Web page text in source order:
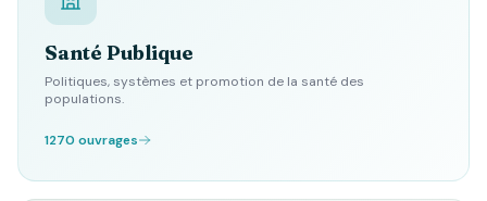
Santé Publique
Politiques, systèmes et promotion de la santé des
populations.
1270 ouvrages